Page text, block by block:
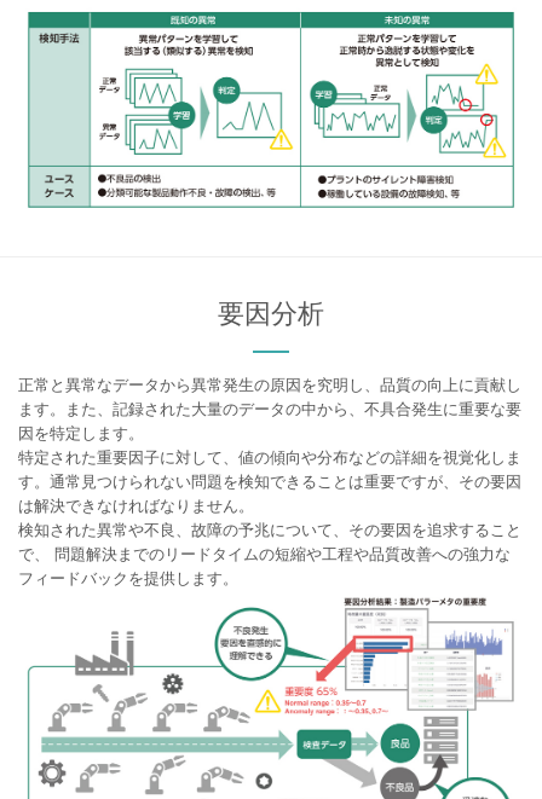
要因分析
正常と異常なデータから異常発生の原因を究明し、品質の向上に貢献し
ます。また、記録された大量のデータの中から、不具合発生に重要な要
因を特定します。
特定された重要因子に対して、値の傾向や分布などの詳細を視覚化しま
す。通常見つけられない問題を検知できることは重要ですが、その要因
は解決できなければなりません。
検知された異常や不良、故障の予兆について、その要因を追求すること
で、 問題解決までのリードタイムの短縮や工程や品質改善への強力な
フィードバックを提供します。